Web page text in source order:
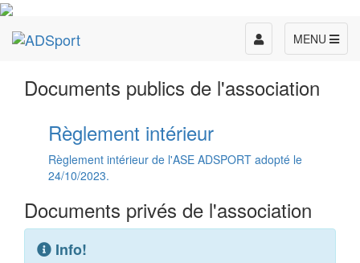
MENU
Toggle
navigation
Documents publics de l'association
Règlement intérieur
Règlement intérieur de l'ASE ADSPORT adopté le
24/10/2023.
Documents privés de l'association
Info!